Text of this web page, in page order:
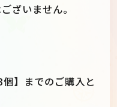
ざいません。
】までのご購入と